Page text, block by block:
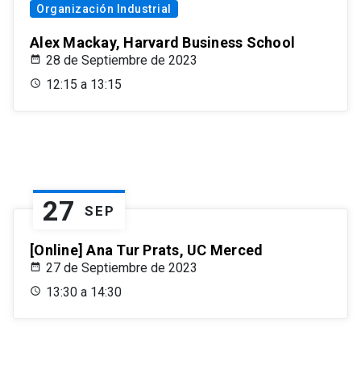
Organización Industrial
Alex Mackay, Harvard Business School
28 de Septiembre de 2023
12:15 a 13:15
27 SEP
[Online] Ana Tur Prats, UC Merced
27 de Septiembre de 2023
13:30 a 14:30